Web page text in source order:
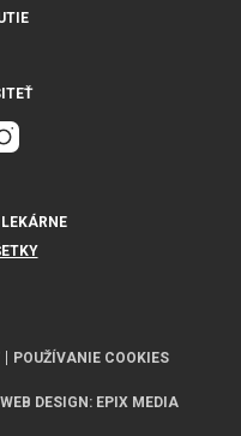
POUŽÍVANIE COOKIES
WEB DESIGN: EPIX MEDIA